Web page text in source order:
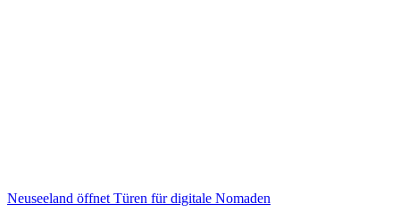
Neuseeland öffnet Türen für digitale Nomaden